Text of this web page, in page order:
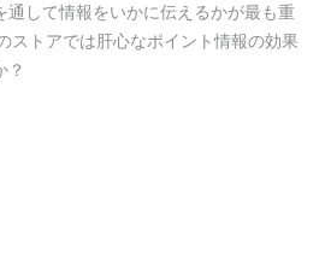
通して情報をいかに伝えるかが最も重
ストアでは肝心なポイント情報の効果
？